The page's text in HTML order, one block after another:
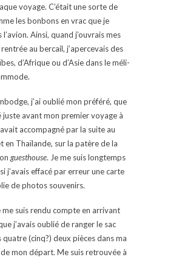
voyage. C’était une sorte de
les bonbons en vrac que je
Ainsi, quand j’ouvrais mes
au bercail, j’apercevais des
d’Afrique ou d’Asie dans le méli-
j’ai oublié mon préféré, que
juste avant mon premier voyage à
accompagné par la suite au
en Thaïlande, sur la patère de la
guesthouse. Je me suis longtemps
j’avais effacé par erreur une carte
de photos souvenirs.
me suis rendu compte en arrivant
j’avais oublié de ranger le sac
(cinq?) deux pièces dans ma
mon départ. Me suis retrouvée à